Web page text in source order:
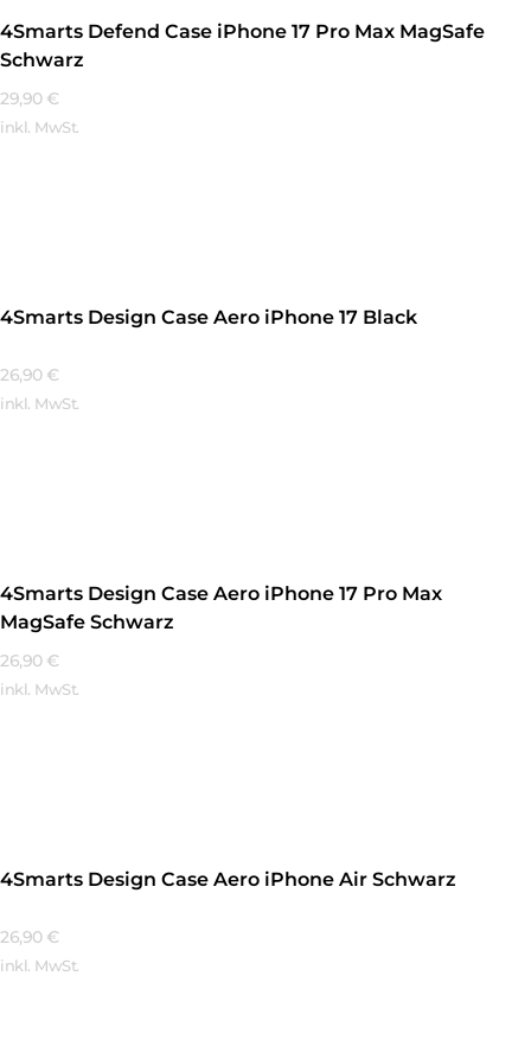
4Smarts Defend Case iPhone 17 Pro Max MagSafe
Schwarz
29,90 €
inkl. MwSt.
4Smarts Design Case Aero iPhone 17 Black
26,90 €
inkl. MwSt.
4Smarts Design Case Aero iPhone 17 Pro Max
MagSafe Schwarz
26,90 €
inkl. MwSt.
4Smarts Design Case Aero iPhone Air Schwarz
26,90 €
inkl. MwSt.